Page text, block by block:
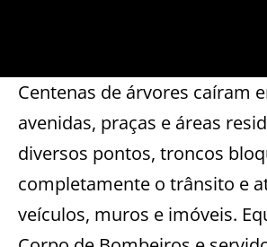
Centenas de árvores caíram
avenidas, praças e áreas
diversos pontos, troncos
completamente o trânsito e
veículos, muros e imóveis.